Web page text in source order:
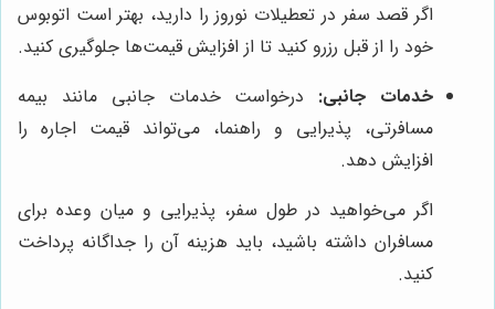
اگر قصد سفر در تعطیلات نوروز را دارید، بهتر است اتوبوس
خود را از قبل رزرو کنید تا از افزایش قیمت‌ها جلوگیری کنید.
خدمات جانبی: درخواست خدمات جانبی مانند بیمه
مسافرتی، پذیرایی و راهنما، می‌تواند قیمت اجاره را
افزایش دهد.
اگر می‌خواهید در طول سفر، پذیرایی و میان وعده برای
مسافران داشته باشید، باید هزینه آن را جداگانه پرداخت
کنید.